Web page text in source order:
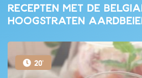
Recepten met de
Hoogstraten
20'